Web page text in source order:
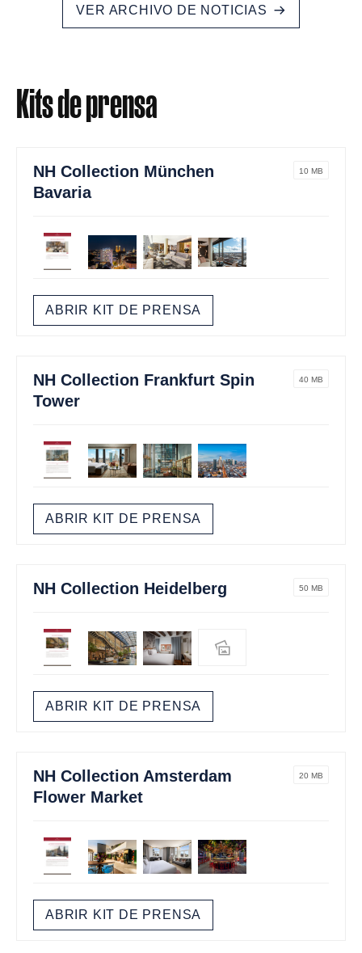
VER ARCHIVO DE NOTICIAS
Kits de prensa
NH Collection München
Bavaria
10 MB
ABRIR KIT DE PRENSA
NH Collection Frankfurt Spin
Tower
40 MB
ABRIR KIT DE PRENSA
NH Collection Heidelberg 50 MB
ABRIR KIT DE PRENSA
NH Collection Amsterdam
Flower Market
20 MB
ABRIR KIT DE PRENSA